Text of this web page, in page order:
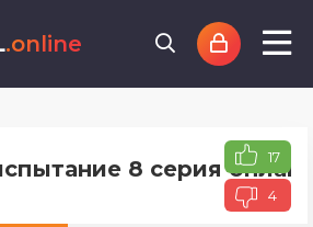
.online
8 серия 17
4